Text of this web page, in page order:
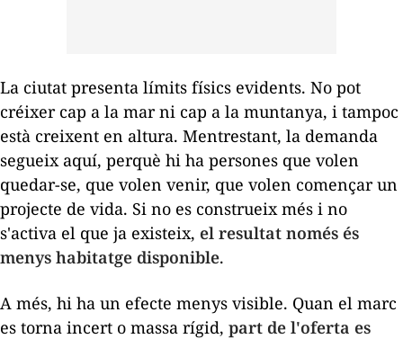
La ciutat presenta límits físics evidents. No pot
créixer cap a la mar ni cap a la muntanya, i tampoc
està creixent en altura. Mentrestant, la demanda
segueix aquí, perquè hi ha persones que volen
quedar-se, que volen venir, que volen començar un
projecte de vida. Si no es construeix més i no
s'activa el que ja existeix, el resultat només és
menys habitatge disponible.
A més, hi ha un efecte menys visible. Quan el marc
es torna incert o massa rígid, part de l'oferta es